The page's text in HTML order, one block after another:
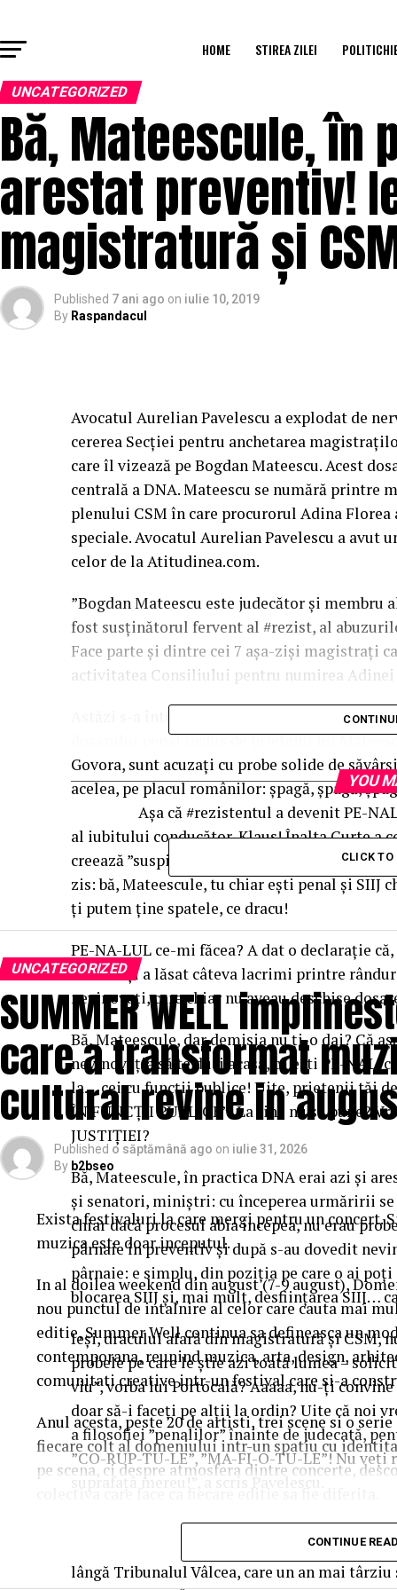
HOME STIREA ZILEI
UNCATEGORIZED
Bă, Mateescule, în
arestat preventiv!
magistratură și
Published 7 ani ago on iulie 10, 2019
By Raspandacul
Avocatul Aurelian Pavelescu a explodat de
cererea Secției pentru anchetarea
care îl vizează pe Bogdan Mateescu. Acest
centrală a DNA. Mateescu se numără
plenului CSM în care procurorul Adina
speciale. Avocatul Aurelian Pavelescu a avut
celor de la Atitudinea.com.
”Bogdan Mateescu este judecător și
fost susținătorul fervent al #rezist, al
Face parte și dintre cei 7 așa-ziși magistrați
activitatea Consiliului pentru numirea Adinei
Astăzi s-a întâmplat, ce să vezi? Înalta Curte
dosarului penal închis de prietenii lui
Govora, sunt acuzați cu probe solide de
acelea, pe placul
Așa că #rezistentul a devenit PE-NAL,
al iubitului conducător, Klaus! Înalta Curte a
creează ”suspiciunea rezonabilă”… nu-i așa?
zis: bă, Mateescule, tu chiar ești penal și SIIJ
ți putem ține spatele, ce dracu!
PE-NA-LUL ce-mi făcea? A dat o declarație
tac-su? Și a lăsat câteva lacrimi printre
nevinovați, care chiar nu aveau deschise
Bă, Mateescule, dar demisia nu ți-o dai? Că
nevinovăția să te duci acasă, că ești PE-NAL,
la… cei cu funcții publice! Uite, prietenii tăi de
ÎN FUNCȚII PUBLICE”! La tine nu se pune?
JUSTIȚIEI?
Bă, Mateescule, în practica DNA erai azi și
și senatori, miniștri: cu începerea urmăririi se
chiar dacă procesul abia începea, nu erau
pârnaie în preventiv și după s-au dovedit
pârnaie: e simplu, din poziția pe care o ai
blocarea SIIJ și, mai mult, desființarea SIIJ…
Ieși, dracului afară din magistratură și CSM,
probele pe care le știe azi toată lumea –
viu”, vorba lui Portocală? Aaaaa, nu-ți
doar să-i faceți pe alții la ordin? Uite că noi
a filosofiei ”penalilor” înainte de judecată,
”CO-RUP-TU-LE”, ”MA-FI-O-TU-LE”! Nu
suprafață mereu!”, a scris Pavelescu.
Dosarul îi vizează pe Bogdan Mateescu şi
oraşului Băile Govora. Cercetarea cu privire
lângă Tribunalul Vâlcea, care un an mai
YOU
CLICK
UNCATEGORIZED
SUMMER WELL
care a transformat
cultural revine in
Published o săptămână ago on iulie 31, 2026
By b2bseo
Exista festivaluri la care mergi pentru un concert.
muzica este doar inceputul.
In al doilea weekend din august (7-9 august),
nou punctul de intalnire al celor care cauta mai
editie, Summer Well continua sa defineasca un
contemporana, reunind muzica, arta, design,
comunitati creative intr-un festival care si-a
Anul acesta, peste 20 de artisti, trei scene si o
fiecare colt al domeniului intr-un spatiu cu
pe scena, ci despre atmosfera dintre concerte,
Trei scene. Trei universuri. Un singur
Orange Main Stage aduce numele care definesc
CONTINUE